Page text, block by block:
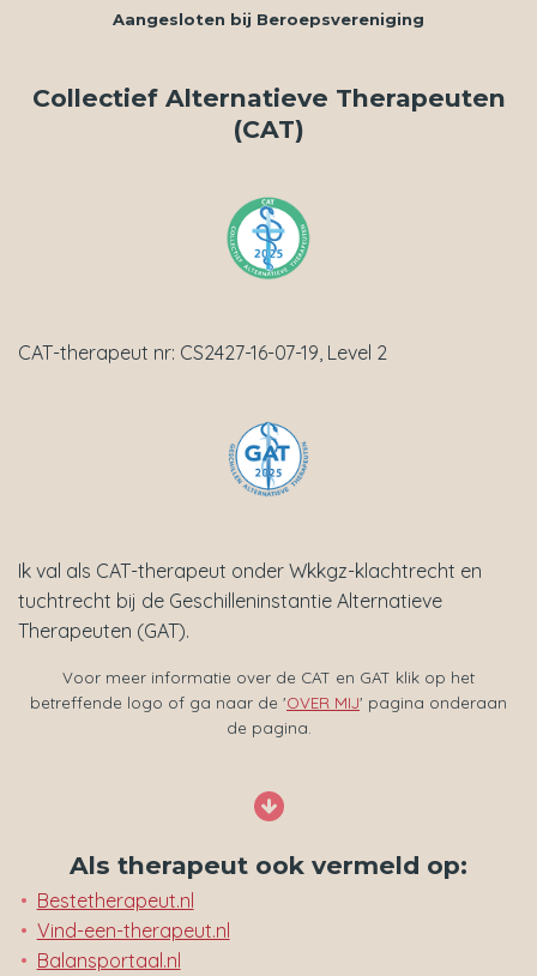
Aangesloten bij Beroepsvereniging
Collectief Alternatieve Therapeuten
(CAT)
CAT-therapeut nr: CS2427-16-07-19, Level 2
Ik val als CAT-therapeut onder Wkkgz-klachtrecht en
tuchtrecht bij de Geschilleninstantie Alternatieve
Therapeuten (GAT).
Voor meer informatie over de CAT en GAT klik op het
betreffende logo of ga naar de 'OVER MIJ' pagina onderaan
de pagina.
Als therapeut ook vermeld op:
Bestetherapeut.nl
Vind-een-therapeut.nl
Balansportaal.nl